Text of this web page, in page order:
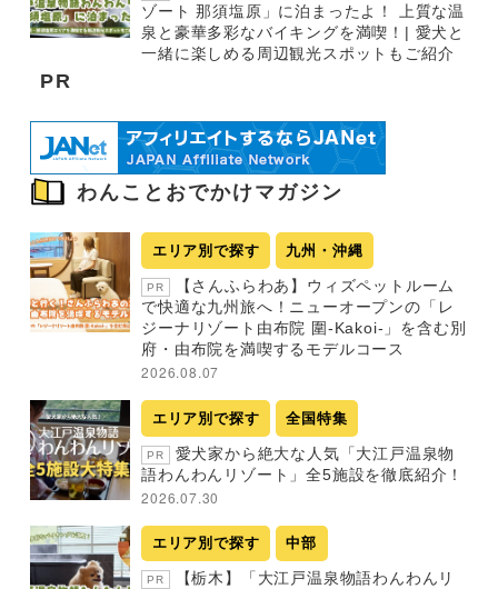
ゾート 那須塩原」に泊まったよ！ 上質な温
泉と豪華多彩なバイキングを満喫！| 愛犬と
一緒に楽しめる周辺観光スポットもご紹介
PR
わんことおでかけマガジン
エリア別で探す 九州・沖縄
PR
【さんふらわあ】ウィズペットルーム
で快適な九州旅へ！ニューオープンの「レ
ジーナリゾート由布院 圍-Kakoi-」を含む別
府・由布院を満喫するモデルコース
2026.08.07
エリア別で探す 全国特集
PR
愛犬家から絶大な人気「大江戸温泉物
語わんわんリゾート」全5施設を徹底紹介！
2026.07.30
エリア別で探す 中部
PR
【栃木】「大江戸温泉物語わんわんリ